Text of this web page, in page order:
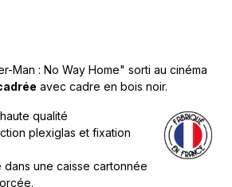
Man : No Way Home" sorti au cinéma
avec cadre en bois noir.
qualité
plexiglas et fixation
dans une caisse cartonnée